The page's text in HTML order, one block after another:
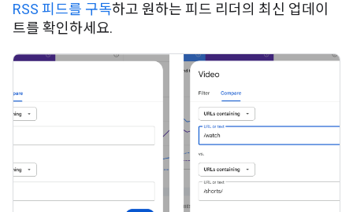
RSS 피드를 구독하고 원하는 피드 리더의 최신 업데이
트를 확인하세요.